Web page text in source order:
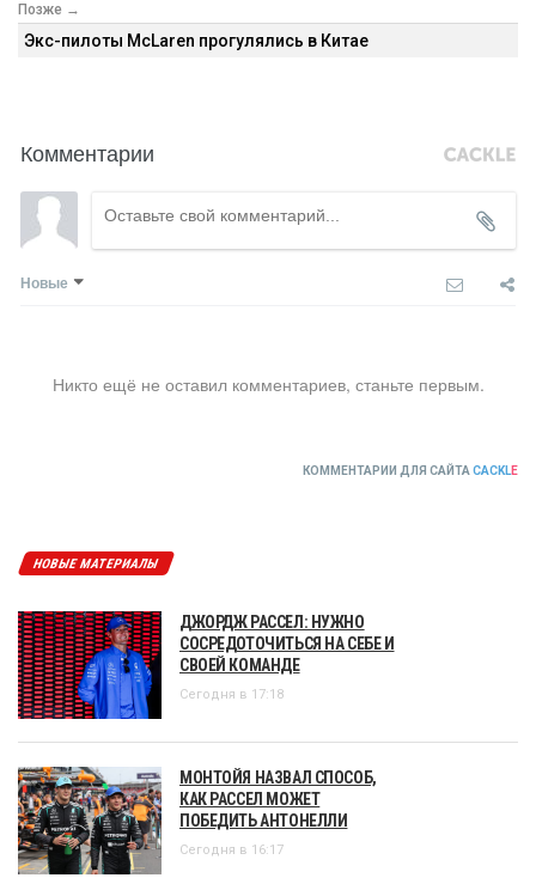
Позже →
Экс-пилоты McLaren прогулялись в Китае
Комментарии
Новые
Никто ещё не оставил комментариев, станьте первым.
КОММЕНТАРИИ ДЛЯ САЙТА CACKLE
НОВЫЕ МАТЕРИАЛЫ
ДЖОРДЖ РАССЕЛ: НУЖНО
СОСРЕДОТОЧИТЬСЯ НА СЕБЕ И
СВОЕЙ КОМАНДЕ
Сегодня в 17:18
МОНТОЙЯ НАЗВАЛ СПОСОБ,
КАК РАССЕЛ МОЖЕТ
ПОБЕДИТЬ АНТОНЕЛЛИ
Сегодня в 16:17